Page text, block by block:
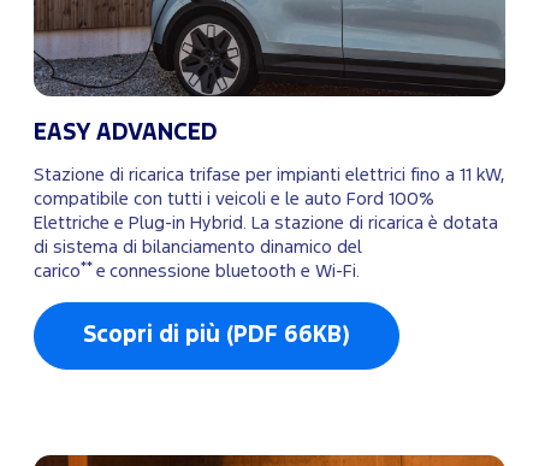
EASY ADVANCED
Stazione di ricarica trifase per impianti elettrici fino a 11 kW,
compatibile con tutti i veicoli e le auto Ford 100%
Elettriche e Plug-in Hybrid. La stazione di ricarica è dotata
di sistema di bilanciamento dinamico del
carico** e connessione bluetooth e Wi-Fi.
Scopri di più (PDF 66KB)